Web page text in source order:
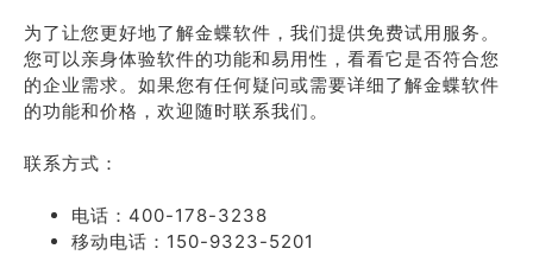
为了让您更好地了解金蝶软件，我们提供免费试用服务。
您可以亲身体验软件的功能和易用性，看看它是否符合您
的企业需求。如果您有任何疑问或需要详细了解金蝶软件
的功能和价格，欢迎随时联系我们。
联系方式：
电话：400-178-3238
移动电话：150-9323-5201